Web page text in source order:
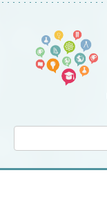
Перейти
контенту
Поиск: